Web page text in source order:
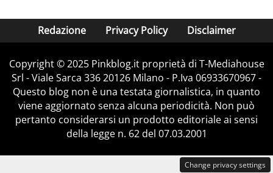
Redazione Privacy Policy Disclaimer
Copyright © 2025 Pinkblog.it proprietà di T-Mediahouse
Srl - Viale Sarca 336 20126 Milano - P.Iva 06933670967 -
Questo blog non è una testata giornalistica, in quanto
viene aggiornato senza alcuna periodicità. Non può
pertanto considerarsi un prodotto editoriale ai sensi
della legge n. 62 del 07.03.2001
Change privacy settings